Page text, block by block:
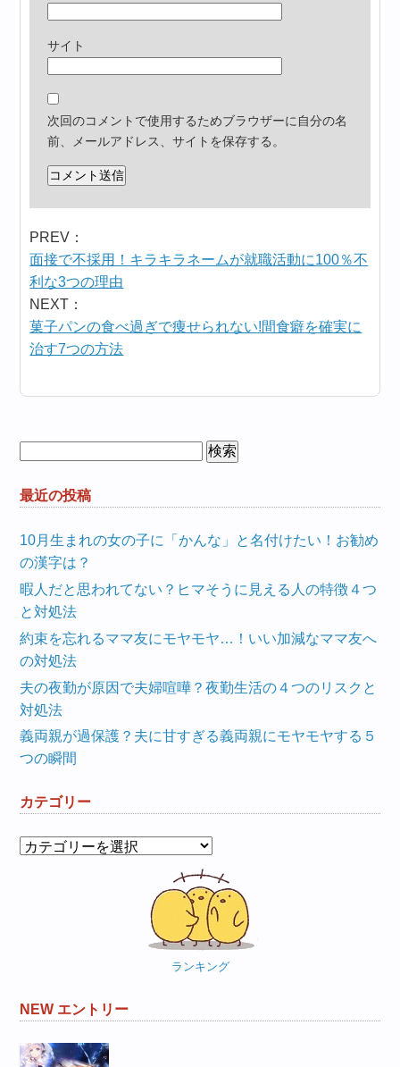
サイト
次回のコメントで使用するためブラウザーに自分の名
前、メールアドレス、サイトを保存する。
PREV：
面接で不採用！キラキラネームが就職活動に100％不
利な3つの理由
NEXT：
菓子パンの食べ過ぎで痩せられない!間食癖を確実に
治す7つの方法
最近の投稿
10月生まれの女の子に「かんな」と名付けたい！お勧め
の漢字は？
暇人だと思われてない？ヒマそうに見える人の特徴４つ
と対処法
約束を忘れるママ友にモヤモヤ…！いい加減なママ友へ
の対処法
夫の夜勤が原因で夫婦喧嘩？夜勤生活の４つのリスクと
対処法
義両親が過保護？夫に甘すぎる義両親にモヤモヤする５
つの瞬間
カテゴリー
カ
ランキング
NEW エントリー